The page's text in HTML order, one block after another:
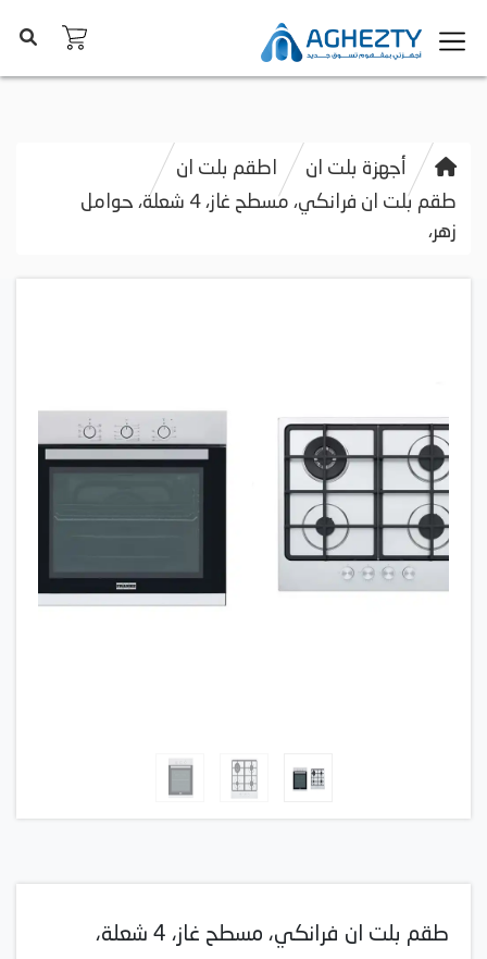
أجهزة بلت ان
اطقم بلت ان
طقم بلت ان فرانكي، مسطح غاز، 4 شعلة، حوامل
زهر،
طقم بلت ان فرانكي، مسطح غاز، 4 شعلة،